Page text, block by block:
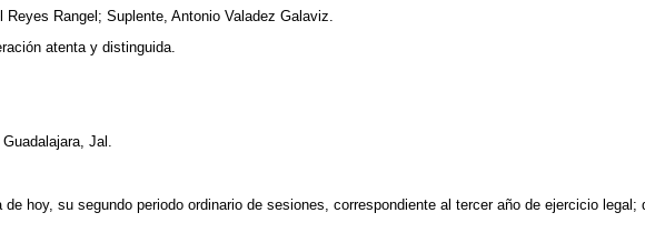
Rangel; Suplente, Antonio Valadez Galaviz.
atenta y distinguida.
Jal.
hoy, su segundo periodo ordinario de sesiones, correspondiente al tercer año de ejercicio